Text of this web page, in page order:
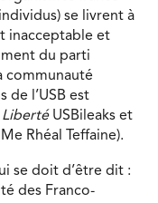
se livrent à
inacceptable et
du parti
communauté
de l’USB est
LibertéUSBileaks et
Rhéal Teffaine).
se doit d’être dit :
des Franco-